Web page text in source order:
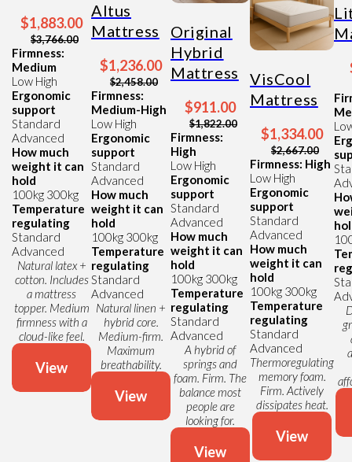
$1,883.00
$3,766.00
Firmness:
Medium
Low High
Ergonomic
support
Standard
Advanced
How much
weight it can
hold
100kg 300kg
Temperature
regulating
Standard
Advanced
Natural latex +
cotton. Includes
a mattress
topper. Medium
firmness with a
cloud-like feel.
View
Altus
Mattress
$1,236.00
$2,458.00
Firmness:
Medium-High
Low High
Ergonomic
support
Standard
Advanced
How much
weight it can
hold
100kg 300kg
Temperature
regulating
Standard
Advanced
Natural linen +
hybrid core.
Medium-firm.
Maximum
breathability.
View
Original
Hybrid
Mattress
$911.00
$1,822.00
Firmness:
High
Low High
Ergonomic
support
Standard
Advanced
How much
weight it can
hold
100kg 300kg
Temperature
regulating
Standard
Advanced
A hybrid of
springs and
foam. Firm. The
balance most
people are
looking for.
View
VisCool
Mattress
$1,334.00
$2,667.00
Firmness: High
Low High
Ergonomic
support
Standard
Advanced
How much
weight it can
hold
100kg 300kg
Temperature
regulating
Standard
Advanced
Thermoregulating
memory foam.
Firm. Actively
dissipates heat.
View